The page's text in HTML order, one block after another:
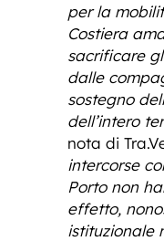
per la
Costiera
sacrificare
dalle
sostegno
dell’intero
nota di
intercorse
Porto non
effetto,
istituzionale